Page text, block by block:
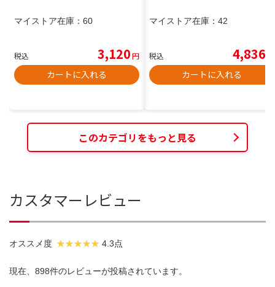
マイストア在庫： 60
税込 3,120円
カートに入れる
マイストア在庫： 42
税込 4,836
カートに入れる
このカテゴリをもっと見る
カスタマーレビュー
オススメ度 4.3点
現在、898件のレビューが投稿されています。